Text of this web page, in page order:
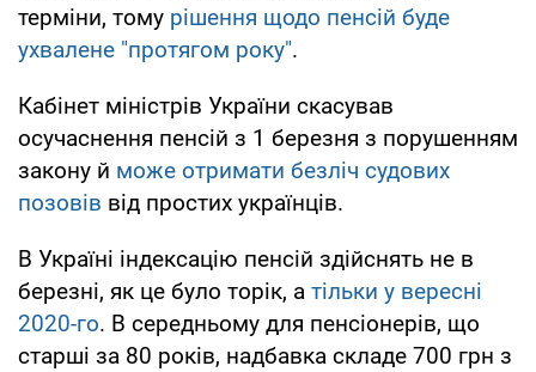
терміни, тому рішення щодо пенсій буде
ухвалене "протягом року".
Кабінет міністрів України скасував
осучаснення пенсій з 1 березня з порушенням
закону й може отримати безліч судових
позовів від простих українців.
В Україні індексацію пенсій здійснять не в
березні, як це було торік, а тільки у вересні
2020-го. В середньому для пенсіонерів, що
старші за 80 років, надбавка складе 700 грн з